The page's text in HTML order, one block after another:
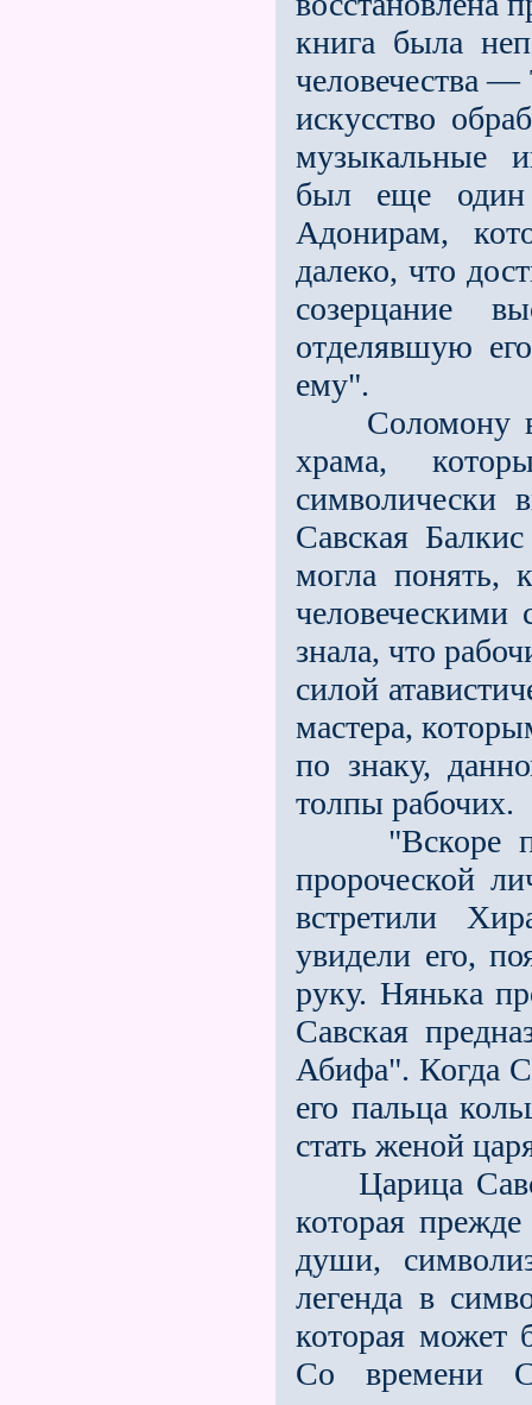
книга была
человечества
искусство
музыкальные
был еще
Адонирам,
далеко, что
созерцание
отделявшую
ему".
Соломону в
храма,
символически
Савская
могла понять,
человеческими
знала, что
силой
мастера,
по знаку,
толпы рабочих.
"Вскоре
пророческой
встретили
увидели его,
руку. Нянька
Савская
Абифа". Когда
его пальца
стать женой
Царица
которая
души,
легенда в
которая может
Со времени